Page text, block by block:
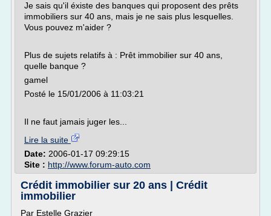
Je sais qu'il éxiste des banques qui proposent des prêts
immobiliers sur 40 ans, mais je ne sais plus lesquelles.
Vous pouvez m'aider ?
Plus de sujets relatifs à : Prêt immobilier sur 40 ans,
quelle banque ?
gamel
Posté le 15/01/2006 à 11:03:21
Il ne faut jamais juger les...
Lire la suite
Date: 2006-01-17 09:29:15
Site : http://www.forum-auto.com
Crédit immobilier sur 20 ans | Crédit
immobilier
Par Estelle Grazier